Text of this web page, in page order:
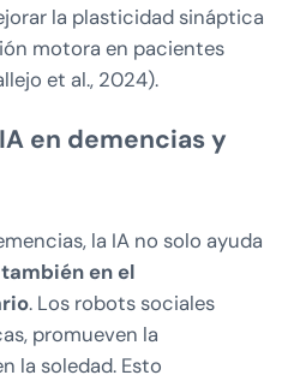
la plasticidad sináptica
motora en pacientes
et al., 2024).
en demencias y
la IA no solo ayuda
también en el
. Los robots sociales
promueven la
la soledad. Esto